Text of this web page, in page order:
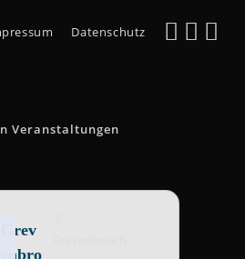
Datenschutz
Veranstaltungen
Grev
enbro